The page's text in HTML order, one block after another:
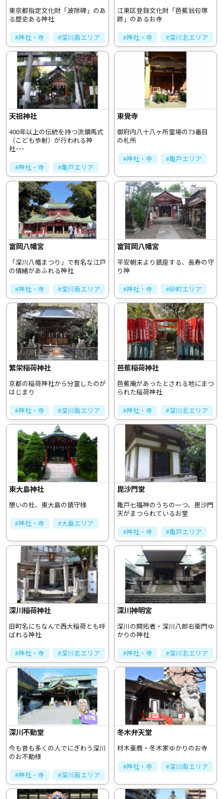
東京都指定文化財「波除碑」のあ
る歴史ある神社
#神社・寺
#深川南エリア
江東区登録文化財「芭蕉翁句塚
跡」のあるお寺
#神社・寺
#深川北エリア
天祖神社
400年以上の伝統を持つ流鏑馬式
（こども歩射）が行われる神
社･･･
#神社・寺
#亀戸エリア
東覺寺
御府内八十八ヶ所霊場の73番目
の札所
#神社・寺
#亀戸エリア
富岡八幡宮
「深川八幡まつり」で有名な江戸
の情緒があふれる神社
#神社・寺
#深川南エリア
富賀岡八幡宮
平安朝末より鎮座する、長寿の守
り神
#神社・寺
#砂町エリア
繁栄稲荷神社
京都の稲荷神社から分霊したのが
はじまり
#神社・寺
#深川南エリア
芭蕉稲荷神社
芭蕉庵があったとされる地にまつ
られた稲荷神社
#神社・寺
#深川北エリア
東大島神社
憩いの杜、東大島の鎮守様
#神社・寺
#大島エリア
毘沙門堂
亀戸七福神のうちの一つ、毘沙門
天がまつられているお堂
#神社・寺
#亀戸エリア
深川稲荷神社
旧町名にちなんで西大稲荷とも呼
ばれる神社
#神社・寺
#深川北エリア
深川神明宮
深川の開拓者・深川八郎右衛門ゆ
かりの神社
#神社・寺
#深川北エリア
深川不動堂
今も昔も多くの人でにぎわう深川
のお不動様
#神社・寺
#深川南エリア
冬木弁天堂
材木豪商・冬木家ゆかりのお寺
#神社・寺
#深川南エリア